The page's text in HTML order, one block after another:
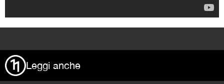
Leggi anche